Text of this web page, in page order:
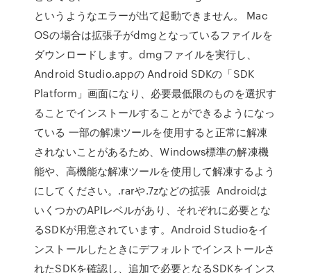
というようなエラーが出て起動できません。 Mac
OSの場合は拡張子がdmgとなっているファイルを
ダウンロードします。dmgファイルを実行し、
Android Studio.appの Android SDKの「SDK
Platform」画面になり、必要最低限のものを選択す
ることでインストールすることができるようになっ
ている 一部の解凍ツールを使用すると正常に解凍
されないことがあるため、Windows標準の解凍機
能や、高機能な解凍ツールを使用して解凍するよう
にしてください。.rarや.7zなどの拡張 Androidは
いくつかのAPIレベルがあり、それぞれに必要とな
るSDKが用意されています。Android Studioをイ
ンストールしたときにデフォルトでインストールさ
れたSDKを確認し、追加で必要となるSDKをインス